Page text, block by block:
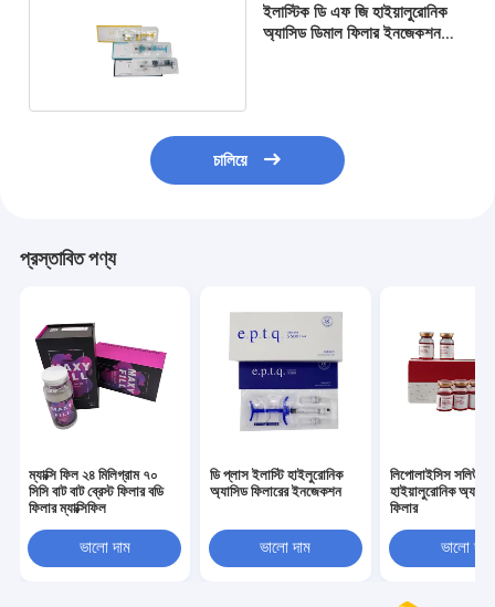
ইলাস্টিক ডি এফ জি হাইয়ালুরোনিক
অ্যাসিড ডিমাল ফিলার ইনজেকশন
চালিয়ে
প্রস্তাবিত পণ্য
ম্যাক্সি ফিল ২৪ মিলিগ্রাম ৭০
সিসি বাট বাট ব্রেস্ট ফিলার বডি
ফিলার ম্যাক্সিফিল
ভালো দাম
ডি প্লাস ইলাস্টি হাইলুরোনিক
অ্যাসিড ফিলারের ইনজেকশন
ভালো দাম
লিপোলাইসিস সলিউশন
হাইয়ালুরোনিক অ্যাসিড
ফিলার
ভালো দাম